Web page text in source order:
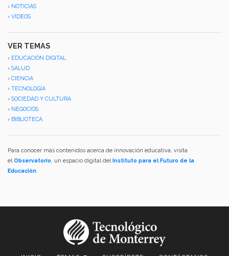
› NOTICIAS
› VIDEOS
VER TEMAS
› EDUCACIÓN DIGITAL
› SALUD
› CIENCIA
› TECNOLOGÍA
› SOCIEDAD Y CULTURA
› NEGOCIOS
› BIBLIOTECA
Para conocer más contenidos acerca de innovación educativa, visita
elObservatorio, un espacio digital del Instituto para el Futuro de la
Educación.